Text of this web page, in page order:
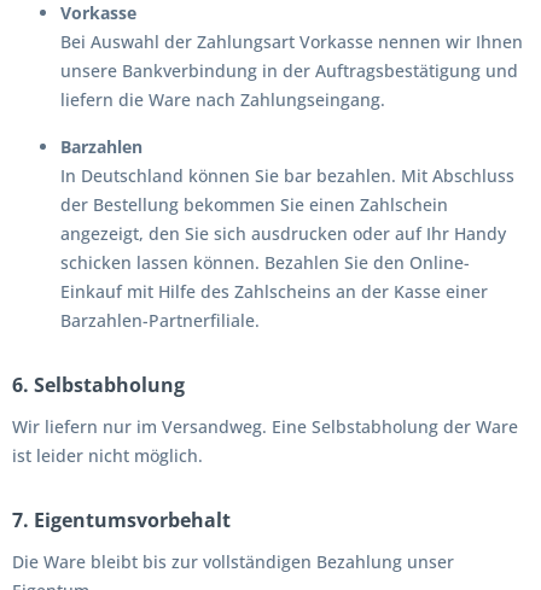
Vorkasse
Bei Auswahl der Zahlungsart Vorkasse nennen wir Ihnen
unsere Bankverbindung in der Auftragsbestätigung und
liefern die Ware nach Zahlungseingang.
Barzahlen
In Deutschland können Sie bar bezahlen. Mit Abschluss
der Bestellung bekommen Sie einen Zahlschein
angezeigt, den Sie sich ausdrucken oder auf Ihr Handy
schicken lassen können. Bezahlen Sie den Online-
Einkauf mit Hilfe des Zahlscheins an der Kasse einer
Barzahlen-Partnerfiliale.
6. Selbstabholung
Wir liefern nur im Versandweg. Eine Selbstabholung der Ware
ist leider nicht möglich.
7. Eigentumsvorbehalt
Die Ware bleibt bis zur vollständigen Bezahlung unser